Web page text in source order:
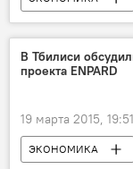
В Тбилиси
проекта ENPARD
19 марта 2015, 19:51
ЭКОНОМИКА